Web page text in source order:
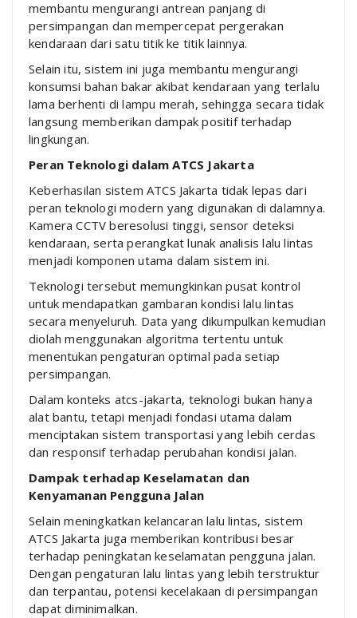
membantu mengurangi antrean panjang di
persimpangan dan mempercepat pergerakan
kendaraan dari satu titik ke titik lainnya.
Selain itu, sistem ini juga membantu mengurangi
konsumsi bahan bakar akibat kendaraan yang terlalu
lama berhenti di lampu merah, sehingga secara tidak
langsung memberikan dampak positif terhadap
lingkungan.
Peran Teknologi dalam ATCS Jakarta
Keberhasilan sistem ATCS Jakarta tidak lepas dari
peran teknologi modern yang digunakan di dalamnya.
Kamera CCTV beresolusi tinggi, sensor deteksi
kendaraan, serta perangkat lunak analisis lalu lintas
menjadi komponen utama dalam sistem ini.
Teknologi tersebut memungkinkan pusat kontrol
untuk mendapatkan gambaran kondisi lalu lintas
secara menyeluruh. Data yang dikumpulkan kemudian
diolah menggunakan algoritma tertentu untuk
menentukan pengaturan optimal pada setiap
persimpangan.
Dalam konteks atcs-jakarta, teknologi bukan hanya
alat bantu, tetapi menjadi fondasi utama dalam
menciptakan sistem transportasi yang lebih cerdas
dan responsif terhadap perubahan kondisi jalan.
Dampak terhadap Keselamatan dan
Kenyamanan Pengguna Jalan
Selain meningkatkan kelancaran lalu lintas, sistem
ATCS Jakarta juga memberikan kontribusi besar
terhadap peningkatan keselamatan pengguna jalan.
Dengan pengaturan lalu lintas yang lebih terstruktur
dan terpantau, potensi kecelakaan di persimpangan
dapat diminimalkan.